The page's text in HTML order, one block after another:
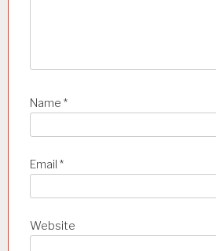
Name *
Email *
Website